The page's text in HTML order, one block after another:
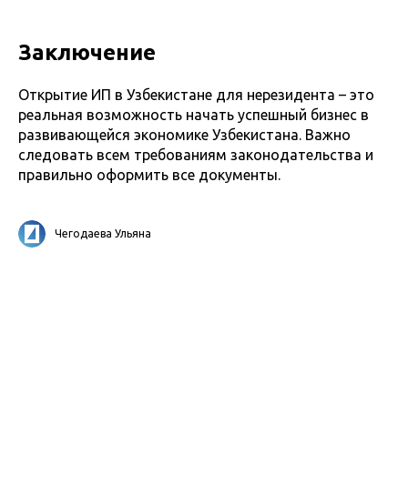
Заключение
Открытие ИП в Узбекистане для нерезидента – это
реальная возможность начать успешный бизнес в
развивающейся экономике Узбекистана. Важно
следовать всем требованиям законодательства и
правильно оформить все документы.
Чегодаева Ульяна